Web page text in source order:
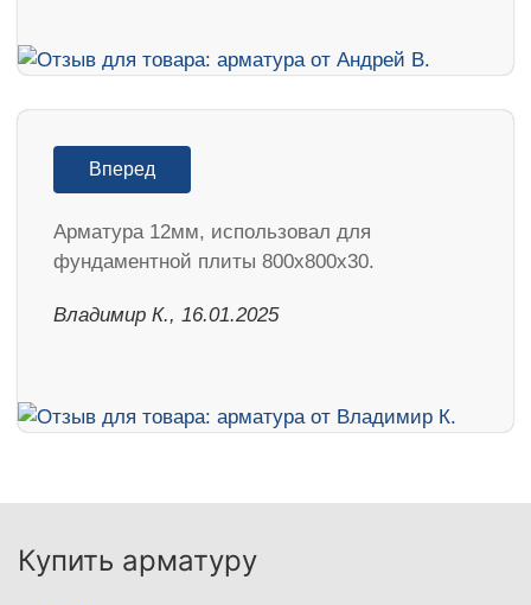
Вперед
Арматура 12мм, использовал для
фундаментной плиты 800х800х30.
Владимир К., 16.01.2025
Купить арматуру